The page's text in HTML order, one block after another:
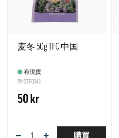
麦冬 50g TFC 中国
有現貨
PMSTF0043
50 kr
− + 購買